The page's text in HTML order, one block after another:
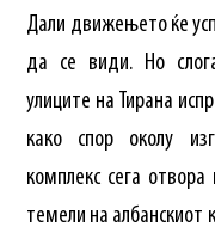
Дали движењето ќе
да се види. Но
улиците на Тирана
како спор околу
комплекс сега
темели на албанскиот